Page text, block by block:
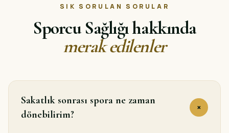
SIK SORULAN SORULAR
Sporcu Sağlığı hakkında
merak edilenler
Sakatlık sonrası spora ne zaman
dönebilirim?
+